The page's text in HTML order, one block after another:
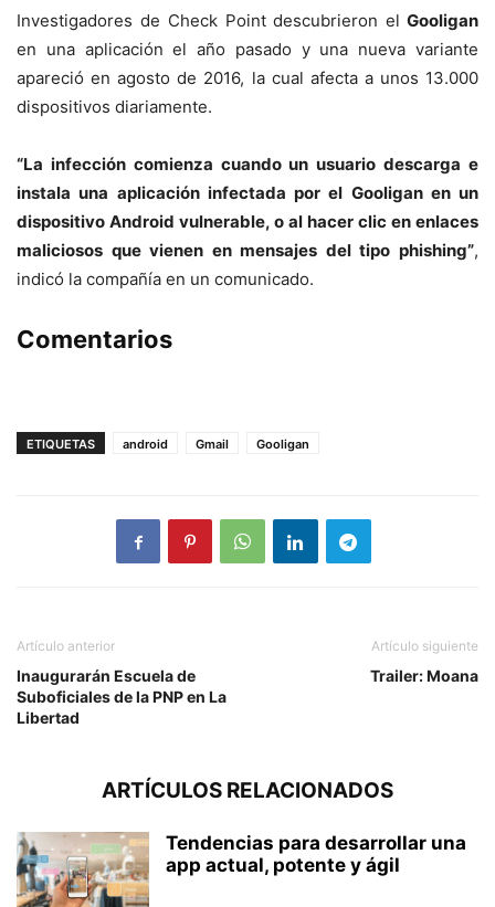
Investigadores de Check Point descubrieron el Gooligan
en una aplicación el año pasado y una nueva variante
apareció en agosto de 2016, la cual afecta a unos 13.000
dispositivos diariamente.
“La infección comienza cuando un usuario descarga e
instala una aplicación infectada por el Gooligan en un
dispositivo Android vulnerable, o al hacer clic en enlaces
maliciosos que vienen en mensajes del tipo phishing”,
indicó la compañía en un comunicado.
Comentarios
ETIQUETAS android Gmail Gooligan
Artículo anterior
Inaugurarán Escuela de
Suboficiales de la PNP en La
Libertad
Artículo siguiente
Trailer: Moana
ARTÍCULOS RELACIONADOS
Tendencias para desarrollar una
app actual, potente y ágil